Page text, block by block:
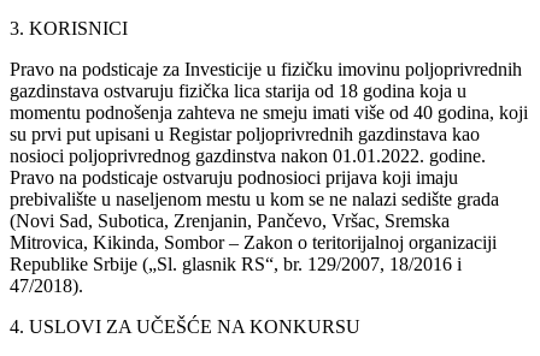
3. KORISNICI
Pravo na podsticaje za Investicije u fizičku imovinu poljoprivrednih
gazdinstava ostvaruju fizička lica starija od 18 godina koja u
momentu podnošenja zahteva ne smeju imati više od 40 godina, koji
su prvi put upisani u Registar poljoprivrednih gazdinstava kao
nosioci poljoprivrednog gazdinstva nakon 01.01.2022. godine.
Pravo na podsticaje ostvaruju podnosioci prijava koji imaju
prebivalište u naseljenom mestu u kom se ne nalazi sedište grada
(Novi Sad, Subotica, Zrenjanin, Pančevo, Vršac, Sremska
Mitrovica, Kikinda, Sombor – Zakon o teritorijalnoj organizaciji
Republike Srbije („Sl. glasnik RS“, br. 129/2007, 18/2016 i
47/2018).
4. USLOVI ZA UČEŠĆE NA KONKURSU